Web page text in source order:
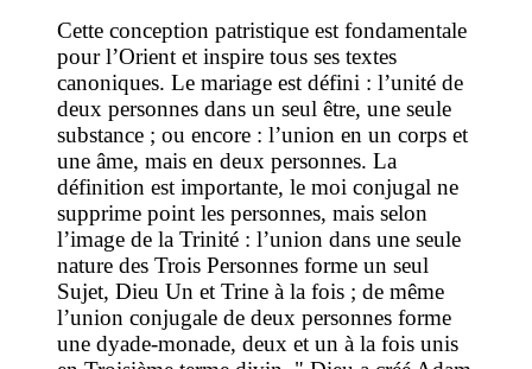
Cette conception patristique est fondamentale
pour l’Orient et inspire tous ses textes
canoniques. Le mariage est défini : l’unité de
deux personnes dans un seul être, une seule
substance ; ou encore : l’union en un corps et
une âme, mais en deux personnes. La
définition est importante, le moi conjugal ne
supprime point les personnes, mais selon
l’image de la Trinité : l’union dans une seule
nature des Trois Personnes forme un seul
Sujet, Dieu Un et Trine à la fois ; de même
l’union conjugale de deux personnes forme
une dyade-monade, deux et un à la fois unis